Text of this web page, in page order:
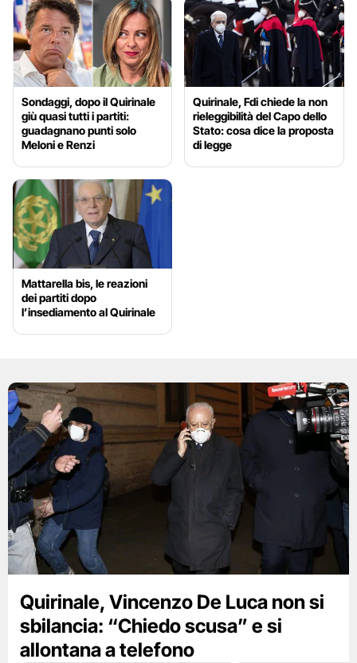
Sondaggi, dopo il Quirinale
giù quasi tutti i partiti:
guadagnano punti solo
Meloni e Renzi
Quirinale, Fdi chiede la non
rieleggibilità del Capo dello
Stato: cosa dice la proposta
di legge
Mattarella bis, le reazioni
dei partiti dopo
l’insediamento al Quirinale
Quirinale, Vincenzo De Luca non si
sbilancia: “Chiedo scusa” e si
allontana a telefono